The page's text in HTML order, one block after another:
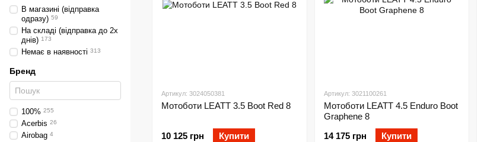
Артикул: 3024050381
Мотоботи LEATT 3.5 Boot Red 8
10 125 грн Купити
Артикул: 3021100261
Мотоботи LEATT 4.5 Enduro Boot
Graphene 8
14 175 грн
Купити
В магазині (відправка
одразу) 59
На складі (відправка до 2х
днів) 173
Немає в наявності 313
Бренд
100% 255
Acerbis 26
Airobag 4